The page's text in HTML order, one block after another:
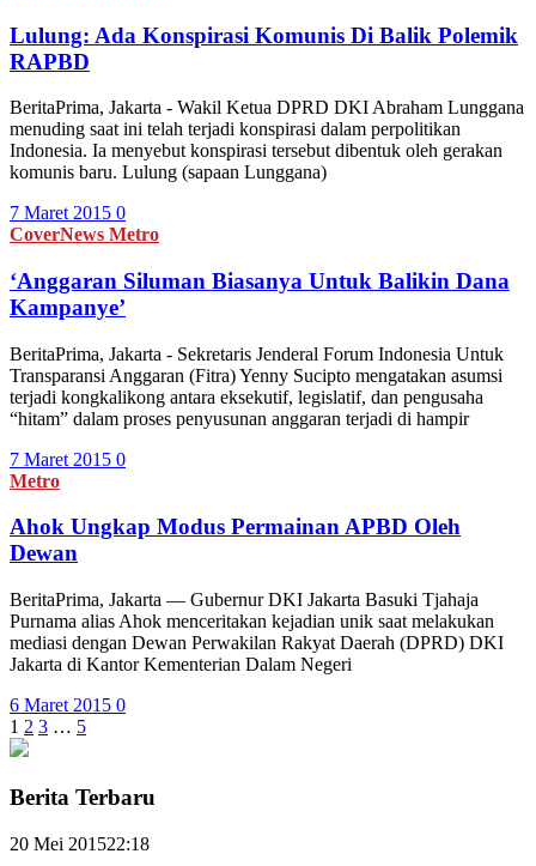
Lulung: Ada Konspirasi Komunis Di Balik Polemik
RAPBD
BeritaPrima, Jakarta - Wakil Ketua DPRD DKI Abraham Lunggana
menuding saat ini telah terjadi konspirasi dalam perpolitikan
Indonesia. Ia menyebut konspirasi tersebut dibentuk oleh gerakan
komunis baru. Lulung (sapaan Lunggana)
7 Maret 2015 0
CoverNews Metro
‘Anggaran Siluman Biasanya Untuk Balikin Dana
Kampanye’
BeritaPrima, Jakarta - Sekretaris Jenderal Forum Indonesia Untuk
Transparansi Anggaran (Fitra) Yenny Sucipto mengatakan asumsi
terjadi kongkalikong antara eksekutif, legislatif, dan pengusaha
“hitam” dalam proses penyusunan anggaran terjadi di hampir
7 Maret 2015 0
Metro
Ahok Ungkap Modus Permainan APBD Oleh
Dewan
BeritaPrima, Jakarta — Gubernur DKI Jakarta Basuki Tjahaja
Purnama alias Ahok menceritakan kejadian unik saat melakukan
mediasi dengan Dewan Perwakilan Rakyat Daerah (DPRD) DKI
Jakarta di Kantor Kementerian Dalam Negeri
6 Maret 2015 0
1 2 3 … 5
Berita Terbaru
20 Mei 201522:18